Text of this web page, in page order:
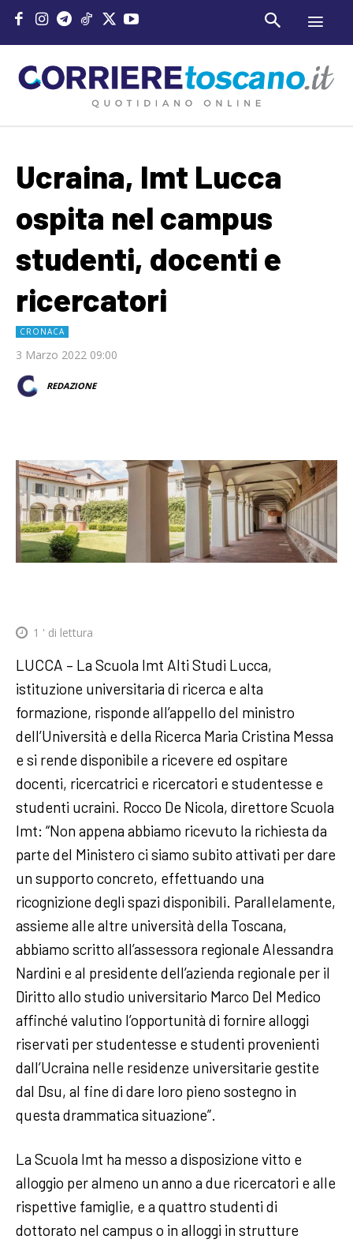
Ucraina, Imt Lucca
ospita nel campus
studenti, docenti e
ricercatori
CRONACA
3 Marzo 2022 09:00
REDAZIONE
1 ' di lettura
LUCCA – La Scuola Imt Alti Studi Lucca,
istituzione universitaria di ricerca e alta
formazione, risponde all’appello del ministro
dell’Università e della Ricerca Maria Cristina Messa
e si rende disponibile a ricevere ed ospitare
docenti, ricercatrici e ricercatori e studentesse e
studenti ucraini. Rocco De Nicola, direttore Scuola
Imt: “Non appena abbiamo ricevuto la richiesta da
parte del Ministero ci siamo subito attivati per dare
un supporto concreto, effettuando una
ricognizione degli spazi disponibili. Parallelamente,
assieme alle altre università della Toscana,
abbiamo scritto all’assessora regionale Alessandra
Nardini e al presidente dell’azienda regionale per il
Diritto allo studio universitario Marco Del Medico
affinché valutino l’opportunità di fornire alloggi
riservati per studentesse e studenti provenienti
dall’Ucraina nelle residenze universitarie gestite
dal Dsu, al fine di dare loro pieno sostegno in
questa drammatica situazione”.
La Scuola Imt ha messo a disposizione vitto e
alloggio per almeno un anno a due ricercatori e alle
rispettive famiglie, e a quattro studenti di
dottorato nel campus o in alloggi in strutture